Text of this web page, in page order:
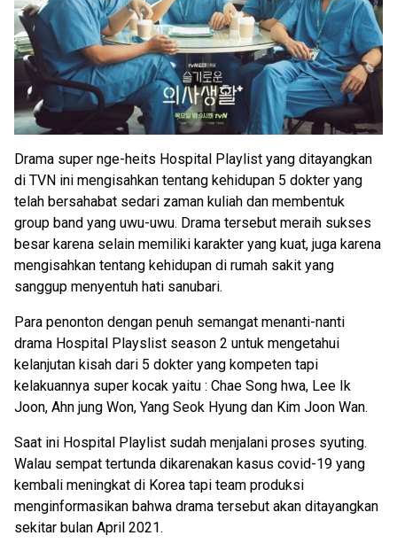
Drama super nge-heits Hospital Playlist yang ditayangkan
di TVN ini mengisahkan tentang kehidupan 5 dokter yang
telah bersahabat sedari zaman kuliah dan membentuk
group band yang uwu-uwu. Drama tersebut meraih sukses
besar karena selain memiliki karakter yang kuat, juga karena
mengisahkan tentang kehidupan di rumah sakit yang
sanggup menyentuh hati sanubari.
Para penonton dengan penuh semangat menanti-nanti
drama Hospital Playslist season 2 untuk mengetahui
kelanjutan kisah dari 5 dokter yang kompeten tapi
kelakuannya super kocak yaitu : Chae Song hwa, Lee Ik
Joon, Ahn jung Won, Yang Seok Hyung dan Kim Joon Wan.
Saat ini Hospital Playlist sudah menjalani proses syuting.
Walau sempat tertunda dikarenakan kasus covid-19 yang
kembali meningkat di Korea tapi team produksi
menginformasikan bahwa drama tersebut akan ditayangkan
sekitar bulan April 2021.